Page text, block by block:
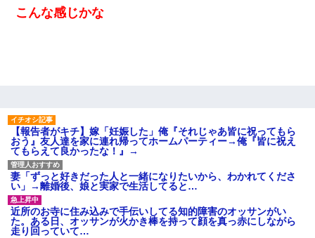
こんな感じかな
【報告者がキチ】嫁「妊娠した」俺『それじゃあ皆に祝ってもら
おう』友人達を家に連れ帰ってホームパーティー→俺『皆に祝え
てもらえて良かったな！』→
妻「ずっと好きだった人と一緒になりたいから、わかれてくださ
い」→離婚後、娘と実家で生活してると…
近所のお寺に住み込みで手伝いしてる知的障害のオッサンがい
た。ある日、オッサンが火かき棒を持って顔を真っ赤にしながら
走り回っていて…